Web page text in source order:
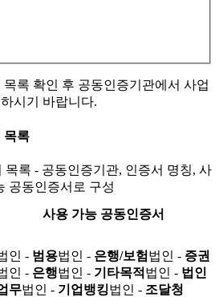
록 확인 후 공동인증기관에서 사업
시기 바랍니다.
목록
록 - 공동인증기관, 인증서 명칭, 사
공동인증서로 구성
사용 가능 공동인증서
인 - 범용법인 - 은행/보험 법인 - 증권
인 - 은행법인 - 기타목적 법인 - 법인
무법인 - 기업뱅킹법인 - 조달청